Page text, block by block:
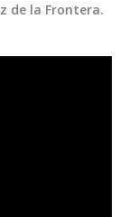
de la Frontera.